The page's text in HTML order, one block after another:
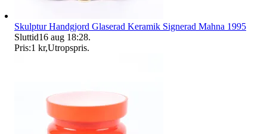
Skulptur Handgjord Glaserad Keramik Signerad Mahna 1995
Sluttid16 aug 18:28.
Pris:1 kr,Utropspris.